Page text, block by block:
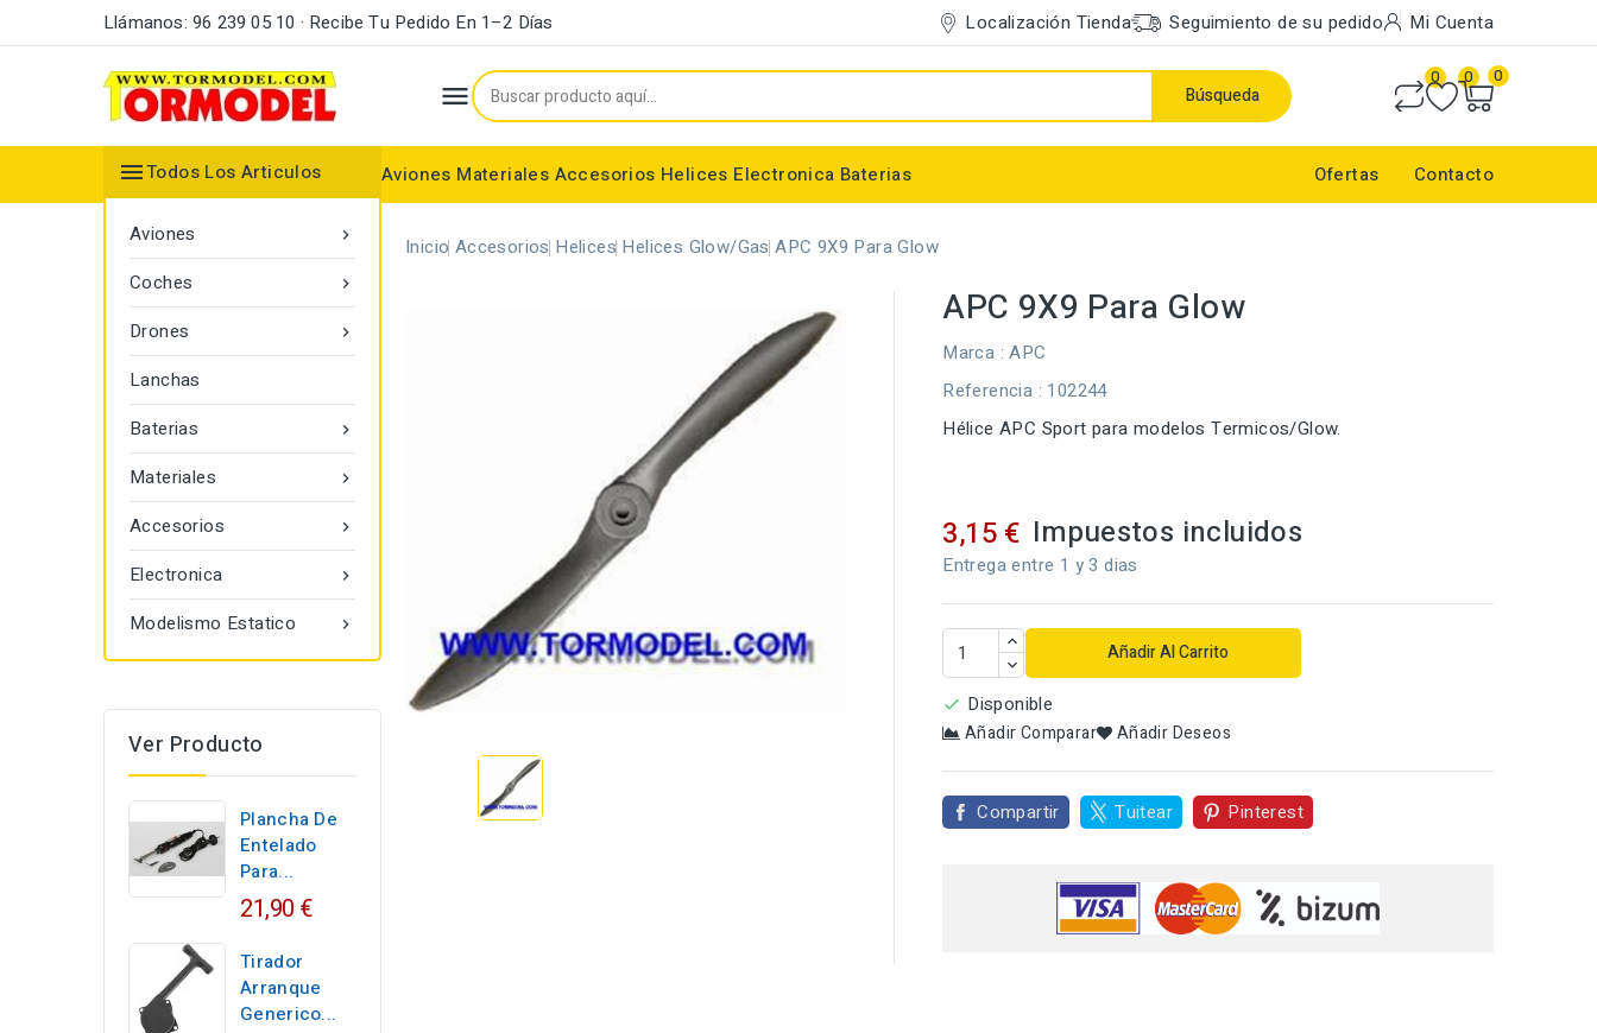
Llámanos: 96 239 05 10 · Recibe Tu Pedido En 1–2 Días Localización Tienda Seguimiento de su pedido Mi Cuenta
 Búsqueda
0 0 0
Aviones Materiales Accesorios Helices Electronica Baterias Ofertas Contacto
Todos Los Articulos

Aviones

Coches

Drones
Lanchas

Baterias

Materiales

Accesorios

Electronica

Modelismo Estatico
Ver Producto
Plancha De
Entelado
Para...
21,90 €
Tirador
Arranque
Generico...
Inicio Accesorios Helices Helices Glow/Gas APC 9X9 Para Glow
APC 9X9 Para Glow
Marca : APC
Referencia : 102244
Hélice APC Sport para modelos Termicos/Glow.
3,15 € Impuestos incluidos
Entrega entre 1 y 3 dias
Añadir Al Carrito
 Disponible
Añadir Comparar Añadir Deseos
Compartir Tuitear Pinterest